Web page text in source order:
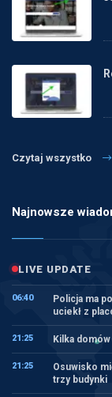
Czytaj wszystko
Najnowsze
LIVE UPDATE
06:40
Policja ma
uciekł z
21:25 Kilka
21:25
Osuwisko
trzy budynki